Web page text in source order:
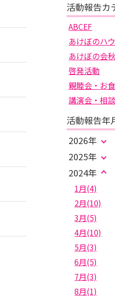
活動報告カ
ABCEF
あけぼのハ
あけぼの会
啓発活動
親睦会・お
講演会・相
活動報告年
2026年
2025年
2024年
1月(4)
2月(10)
3月(5)
4月(10)
5月(3)
6月(5)
7月(3)
8月(1)